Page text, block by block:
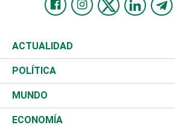
ACTUALIDAD
Nacional
Ciudad
Educación
POLÍTICA
Partidos
JCE
MUNDO
Estados Unidos
ECONOMÍA